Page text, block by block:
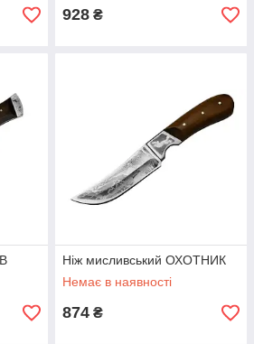
928 ₴
Ніж мисливський ОХОТНИК
Немає в наявності
874 ₴